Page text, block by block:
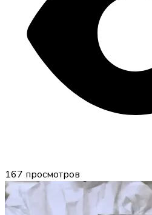
167 просмотров